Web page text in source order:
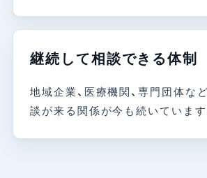
継続して相談できる体制
地域企業、医療機関、専門団体な
談が来る関係が今も続いています